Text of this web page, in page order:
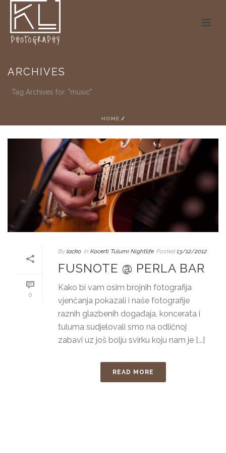
ARCHIVES
Tag Archives for: "music"
HOME /
0
By lacko In Kocerti Tulumi Nightlife Posted 13/12/2012
FUSNOTE @ PERLA BAR
Kako bi vam osim brojnih fotografija
vjenčanja pokazali i naše fotografije
raznih glazbenih događaja, koncerata i
tuluma sudjelovali smo na odličnoj
zabavi uz još bolju svirku koju nam je [...]
READ MORE